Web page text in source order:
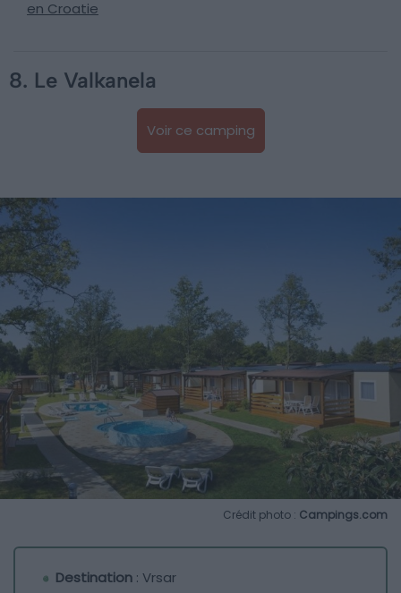
en Croatie
8. Le Valkanela
Voir ce camping
Crédit photo : Campings.com
Destination : Vrsar